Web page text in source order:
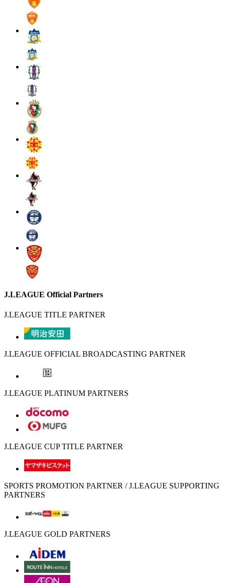
J.LEAGUE Official Partners
J.LEAGUE TITLE PARTNER
J.LEAGUE OFFICIAL BROADCASTING PARTNER
J.LEAGUE PLATINUM PARTNERS
J.LEAGUE CUP TITLE PARTNER
SPORTS PROMOTION PARTNER / J.LEAGUE SUPPORTING
PARTNERS
J.LEAGUE GOLD PARTNERS